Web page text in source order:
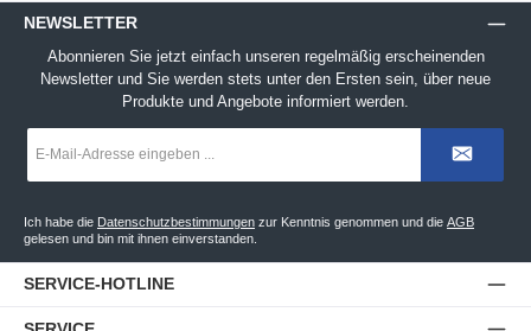
NEWSLETTER
Abonnieren Sie jetzt einfach unseren regelmäßig erscheinenden
Newsletter und Sie werden stets unter den Ersten sein, über neue
Produkte und Angebote informiert werden.
Mail-
*
Ich habe die Datenschutzbestimmungen zur Kenntnis genommen und die AGB
gelesen und bin mit ihnen einverstanden.
SERVICE-HOTLINE